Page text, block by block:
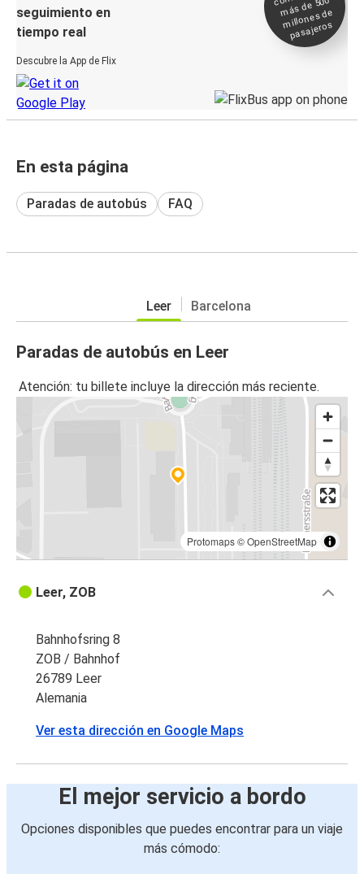
seguimiento en
tiempo real
Descubre la App de Flix
más de 500
millones de
pasajeros
En esta página
Paradas de autobús FAQ
Leer Barcelona
Paradas de autobús en Leer
Atención: tu billete incluye la dirección más reciente.
Protomaps©OpenStreetMap
Leer, ZOB
Bahnhofsring 8
ZOB / Bahnhof
26789 Leer
Alemania
Ver esta dirección en Google Maps
El mejor servicio a bordo
Opciones disponibles que puedes encontrar para un viaje
más cómodo: